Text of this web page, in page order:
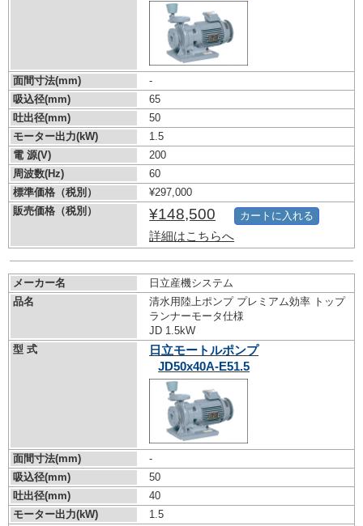
面間寸法(mm)
-
吸込径(mm)
65
吐出径(mm)
50
モーター出力(kW)
1.5
電 源(V)
200
周波数(Hz)
60
標準価格（税別）
¥297,000
販売価格（税別）
¥148,500
詳細はこちらへ
カートに入れる
メーカー名
日立産機システム
品名
清水用陸上ポンプ プレミアム効率 トップ
ランナーモータ仕様
JD 1.5kW
型 式
日立モートルポンプ
JD50x40A-E51.5
面間寸法(mm)
-
吸込径(mm)
50
吐出径(mm)
40
モーター出力(kW)
1.5